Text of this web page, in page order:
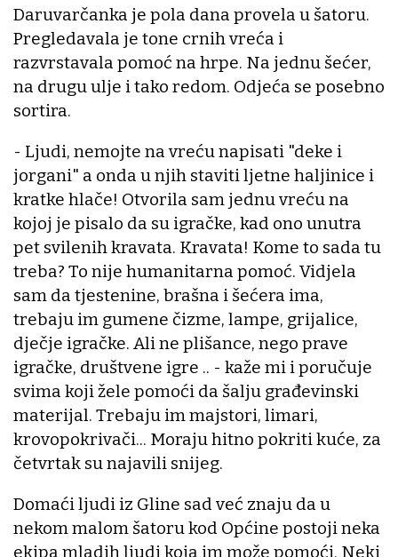
Daruvarčanka je pola dana provela u šatoru.
Pregledavala je tone crnih vreća i
razvrstavala pomoć na hrpe. Na jednu šećer,
na drugu ulje i tako redom. Odjeća se posebno
sortira.
- Ljudi, nemojte na vreću napisati "deke i
jorgani" a onda u njih staviti ljetne haljinice i
kratke hlače! Otvorila sam jednu vreću na
kojoj je pisalo da su igračke, kad ono unutra
pet svilenih kravata. Kravata! Kome to sada tu
treba? To nije humanitarna pomoć. Vidjela
sam da tjestenine, brašna i šećera ima,
trebaju im gumene čizme, lampe, grijalice,
dječje igračke. Ali ne plišance, nego prave
igračke, društvene igre .. - kaže mi i poručuje
svima koji žele pomoći da šalju građevinski
materijal. Trebaju im majstori, limari,
krovopokrivači... Moraju hitno pokriti kuće, za
četvrtak su najavili snijeg.
Domaći ljudi iz Gline sad već znaju da u
nekom malom šatoru kod Općine postoji neka
ekipa mladih ljudi koja im može pomoći. Neki